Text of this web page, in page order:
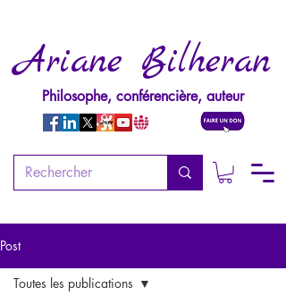
Ariane Bilheran
Philosophe, conférencière, auteur
Post
Toutes les publications